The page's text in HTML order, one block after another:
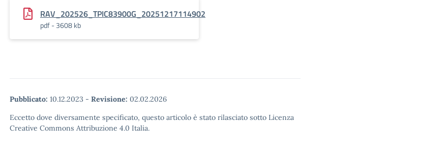
RAV_202526_TPIC83900G_20251217114902
pdf - 3608 kb
Pubblicato: 10.12.2023 - Revisione: 02.02.2026
Eccetto dove diversamente specificato, questo articolo è stato rilasciato sotto Licenza
Creative Commons Attribuzione 4.0 Italia.